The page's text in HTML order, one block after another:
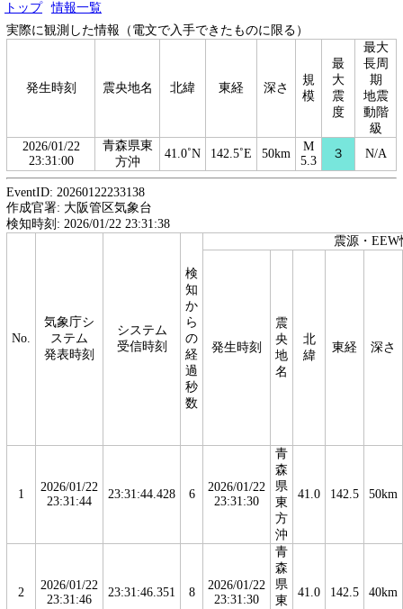
トップ
情報一覧
実際に観測した情報（電文で入手できたものに限る）
発生時刻 震央地名 北緯 東経 深さ
規
模
最
大
震
度
最大
長周
期
地震
動階
級
2026/01/22
23:31:00
青森県東
方沖
41.0˚N 142.5˚E 50km
M
5.3
３ N/A
EventID: 20260122233138
作成官署: 大阪管区気象台
検知時刻: 2026/01/22 23:31:38
No.
気象庁シ
ステム
発表時刻
システム
受信時刻
検
知
か
ら
の
経
過
秒
数
震源・EEW
発生時刻
震
央
地
名
北
緯
東経 深さ
1
2026/01/22
23:31:44
23:31:44.428 6
2026/01/22
23:31:30
青
森
県
東
方
沖
41.0 142.5 50km
2
2026/01/22
23:31:46
23:31:46.351 8
2026/01/22
23:31:30
青
森
県
東
41.0 142.5 40km